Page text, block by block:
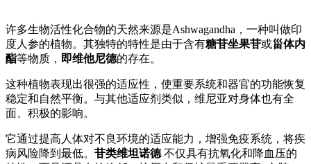
许多生物活性化合物的天然来源是Ashwagandha，一种叫做印
度人参的植物。其独特的特性是由于含有糖苷坐果苷或甾体内
酯等物质， 即维他尼德的存在。
这种植物表现出很强的适应性，使重要系统和器官的功能恢复
稳定和自然平衡。与其他适应剂类似，维尼亚对身体也有全
面、积极的影响。
它通过提高人体对不良环境的适应能力，增强免疫系统，将疾
病风险降到最低。 苷类维坦诺德不仅具有抗氧化和降血压的